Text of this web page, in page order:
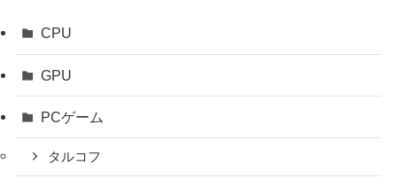
CPU
GPU
PCゲーム
タルコフ